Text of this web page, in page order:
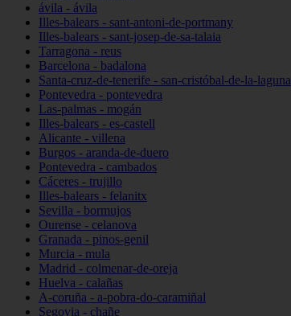
ávila - ávila
Illes-balears - sant-antoni-de-portmany
Illes-balears - sant-josep-de-sa-talaia
Tarragona - reus
Barcelona - badalona
Santa-cruz-de-tenerife - san-cristóbal-de-la-laguna
Pontevedra - pontevedra
Las-palmas - mogán
Illes-balears - es-castell
Alicante - villena
Burgos - aranda-de-duero
Pontevedra - cambados
Cáceres - trujillo
Illes-balears - felanitx
Sevilla - bormujos
Ourense - celanova
Granada - pinos-genil
Murcia - mula
Madrid - colmenar-de-oreja
Huelva - calañas
A-coruña - a-pobra-do-caramiñal
Segovia - chañe